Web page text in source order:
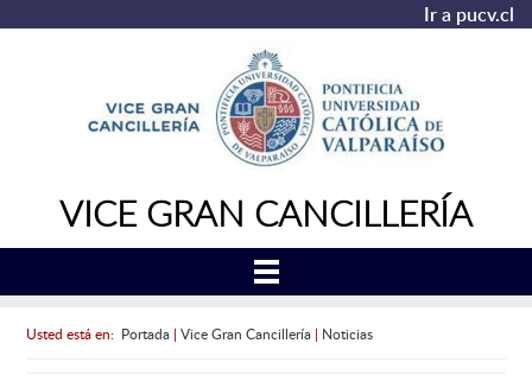
Ir a pucv.cl
VICE GRAN CANCILLERÍA
Usted está en: Portada| Vice Gran Cancillería| Noticias